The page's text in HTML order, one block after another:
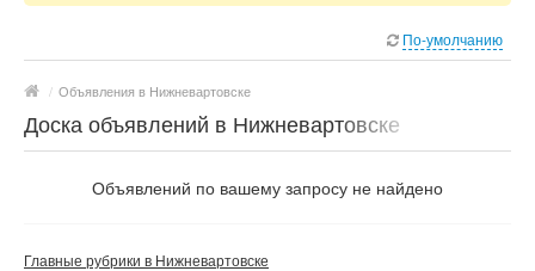
По-умолчанию
/ Объявления в Нижневартовске
Доска объявлений в Нижневартовске
Объявлений по вашему запросу не найдено
Главные рубрики в Нижневартовске